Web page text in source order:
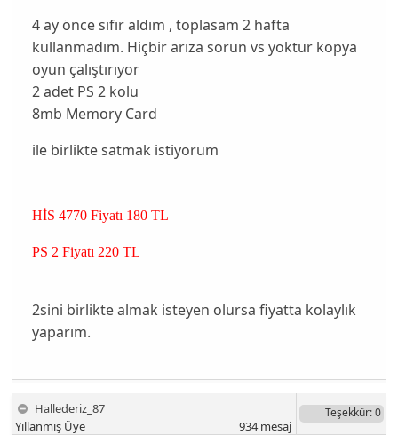
4 ay önce sıfır aldım , toplasam 2 hafta
kullanmadım. Hiçbir arıza sorun vs yoktur kopya
oyun çalıştırıyor
2 adet PS 2 kolu
8mb Memory Card
ile birlikte satmak istiyorum
HİS 4770 Fiyatı 180 TL
PS 2 Fiyatı 220 TL
2sini birlikte almak isteyen olursa fiyatta kolaylık
yaparım.
Hallederiz_87
Yıllanmış Üye
Teşekkür: 0
934mesaj